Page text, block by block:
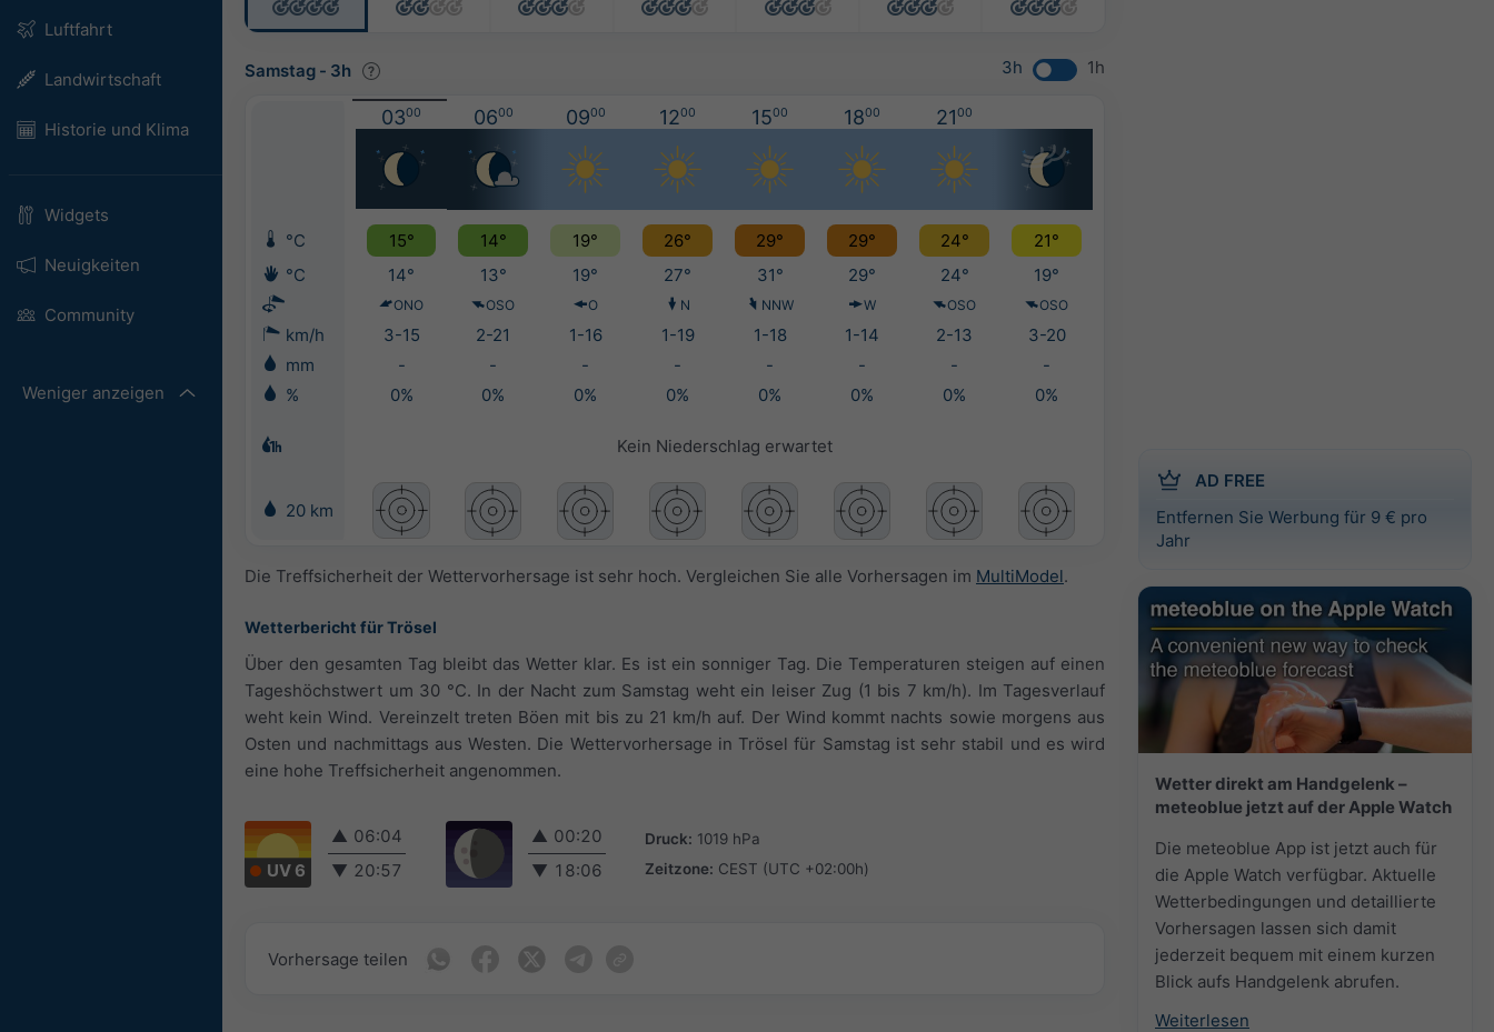
Luftfahrt
Landwirtschaft
Historie und Klima
Widgets
Neuigkeiten
Community
Weniger anzeigen
AD FREE
Entfernen Sie Werbung für 9 € pro
Jahr
Wetter direkt am Handgelenk –
meteoblue jetzt auf der Apple Watch
Die meteoblue App ist jetzt auch für
die Apple Watch verfügbar. Aktuelle
Wetterbedingungen und detaillierte
Vorhersagen lassen sich damit
jederzeit bequem mit einem kurzen
Blick aufs Handgelenk abrufen.
Weiterlesen
Samstag - 3h 3h 1h
0300 0600 0900 1200 1500 1800 2100
°C 15° 14° 19° 26° 29° 29° 24°
21°
°C
14° 13° 19° 27° 31° 29° 24° 19°
ONO OSO O N NNW W OSO OSO
km/h 3-15 2-21 1-16 1-19 1-18 1-14 2-13
3-20
mm
- - - - - - -
-
%
0% 0% 0% 0% 0% 0% 0% 0%
Kein Niederschlag erwartet
20 km
Die Treffsicherheit der Wettervorhersage ist sehr hoch. Vergleichen Sie alle Vorhersagen im MultiModel.
Wetterbericht für Trösel
Über den gesamten Tag bleibt das Wetter klar. Es ist ein sonniger Tag. Die Temperaturen steigen auf einen
Tageshöchstwert um 30 °C. In der Nacht zum Samstag weht ein leiser Zug (1 bis 7 km/h). Im Tagesverlauf
weht kein Wind. Vereinzelt treten Böen mit bis zu 21 km/h auf. Der Wind kommt nachts sowie morgens aus
Osten und nachmittags aus Westen. Die Wettervorhersage in Trösel für Samstag ist sehr stabil und es wird
eine hohe Treffsicherheit angenommen.
UV 6
▲ 06:04
▼ 20:57
▲ 00:20
▼ 18:06
Druck: 1019 hPa
Zeitzone: CEST (UTC +02:00h)
Vorhersage teilen